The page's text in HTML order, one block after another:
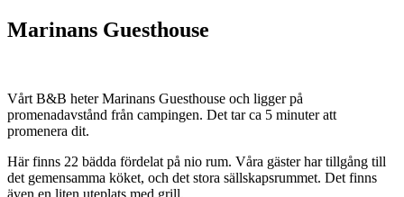
Marinans Guesthouse
Vårt B&B heter Marinans Guesthouse och ligger på
promenadavstånd från campingen. Det tar ca 5 minuter att
promenera dit.
Här finns 22 bädda fördelat på nio rum. Våra gäster har tillgång till
det gemensamma köket, och det stora sällskapsrummet. Det finns
även en liten uteplats med grill.